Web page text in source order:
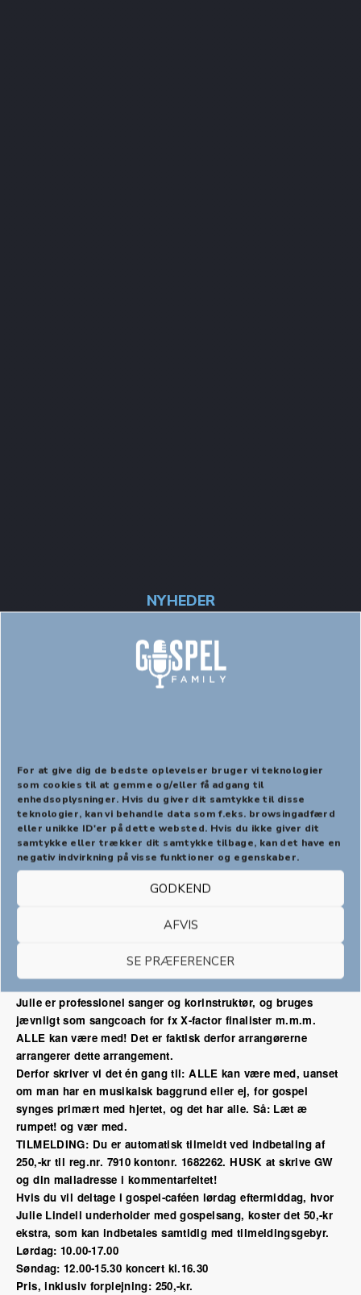
For at give dig de bedste oplevelser bruger vi teknologier
som cookies til at gemme og/eller få adgang til
enhedsoplysninger. Hvis du giver dit samtykke til disse
teknologier, kan vi behandle data som f.eks. browsingadfærd
eller unikke ID'er på dette websted. Hvis du ikke giver dit
samtykke eller trækker dit samtykke tilbage, kan det have en
negativ indvirkning på visse funktioner og egenskaber.
GODKEND
AFVIS
SE PRÆFERENCER
NYHEDER
Gospel for ALLE i
Sønderjyllandshallen 8.-9.
Tilmed dig nu ved indbetaling af 250,-kr tilreg.nr. 7910
kontonr. 1682262. HUSK at skrive GW og din mailadresse i
kommentarfeltet!
Julie Lindell har samarbejdet med GospelFamily siden 2009,
hvor hun sang med på GospelRoots første cd Et barn er født.
Siden har hun holdt korleder-kursus for GospelFamilys
korledere, men er først og fremmest kendt for sin fantastiske
sangstemme, varme gospelhjerte og hendes overvældende
energi, der kan få selv hårdkogte jyder op af stolene.
Julie er professionel sanger og korinstruktør, og bruges
jævnligt som sangcoach for fx X-factor finalister m.m.m.
ALLE kan være med! Det er faktisk derfor arrangørerne
arrangerer dette arrangement.
Derfor skriver vi det én gang til: ALLE kan være med, uanset
om man har en musikalsk baggrund eller ej, for gospel
synges primært med hjertet, og det har alle. Så: Læt æ
rumpet! og vær med.
TILMELDING: Du er automatisk tilmeldt ved indbetaling af
250,-kr til reg.nr. 7910 kontonr. 1682262. HUSK at skrive GW
og din mailadresse i kommentarfeltet!
Hvis du vil deltage i gospel-caféen lørdag eftermiddag, hvor
Julie Lindell underholder med gospelsang, koster det 50,-kr
ekstra, som kan indbetales samtidig med tilmeldingsgebyr.
Lørdag: 10.00-17.00
Søndag: 12.00-15.30 koncert kl.16.30
Pris, inklusiv forplejning: 250,-kr.
PREVIOUS